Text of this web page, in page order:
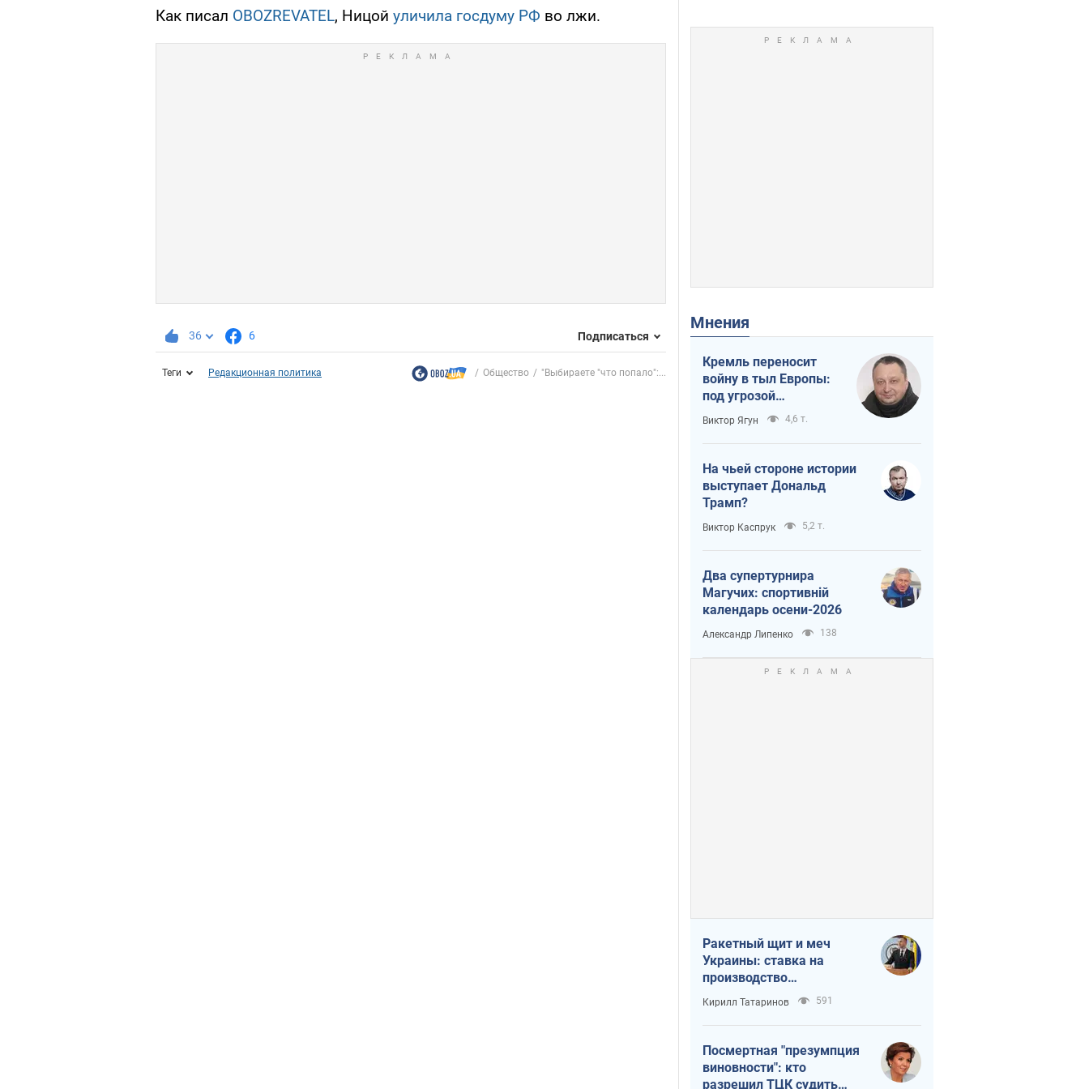
Как писал OBOZREVATEL, Ницой уличила госдуму РФ во лжи.
36 6 Подписаться
Теги Редакционная политика Общество "Выбираете "что попало":...
Мнения
Кремль переносит
войну в тыл Европы:
под угрозой
критическая
логистика
Виктор Ягун 4,6 т.
На чьей стороне истории
выступает Дональд
Трамп?
Виктор Каспрук 5,2 т.
Два супертурнира
Магучих: спортивній
календарь осени-2026
Александр Липенко 138
Ракетный щит и меч
Украины: ставка на
производство
собственных ракет
Кирилл Татаринов 591
Посмертная "презумпция
виновности": кто
разрешил ТЦК судить